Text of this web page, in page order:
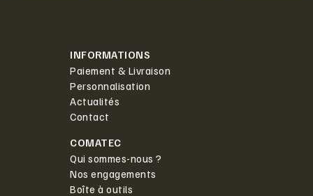
INFORMATIONS
Paiement & Livraison
Personnalisation
Actualités
Contact
COMATEC
Qui sommes-nous ?
Nos engagements
Boîte à outils